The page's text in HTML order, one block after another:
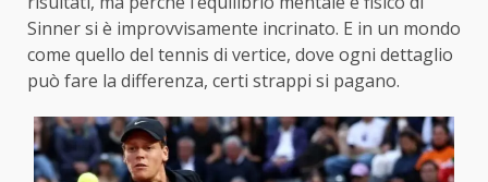
Sinner si è improvvisamente incrinato. E in un mondo
come quello del tennis di vertice, dove ogni dettaglio
può fare la differenza, certi strappi si pagano.